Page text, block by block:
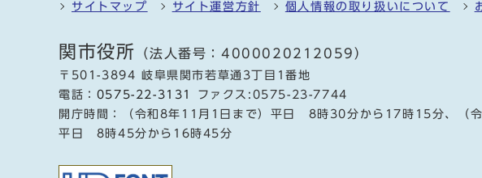
サイトマップ サイト運営方針 個人情報の取り扱いについて
関市役所 （法人番号：4000020212059）
〒501-3894 岐阜県関市若草通3丁目1番地
電話： 0575-22-3131
ファクス:0575-23-7744
開庁時間：（令和8年11月1日まで）平日 8時30分から17時15分、（
平日 8時45分から16時45分